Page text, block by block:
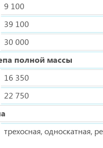
9 100
39 100
30 000
полной массы
16 350
22 750
трехосная, односкатная,